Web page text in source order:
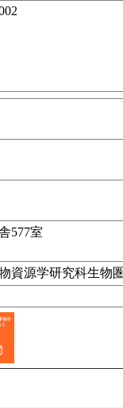
577室
資源学研究科生物